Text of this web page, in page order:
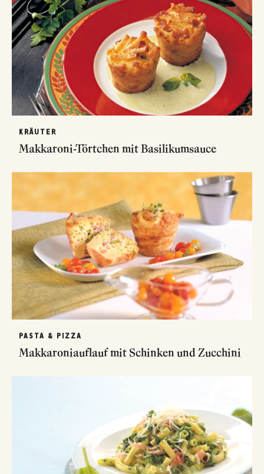
KRÄUTER
Makkaroni-Törtchen mit Basilikumsauce
PASTA & PIZZA
Makkaroniauflauf mit Schinken und Zucchini